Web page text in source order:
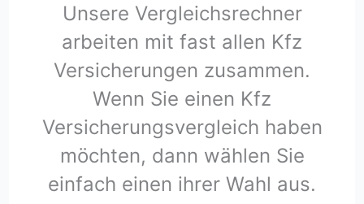
Unsere Vergleichsrechner
arbeiten mit fast allen Kfz
Versicherungen zusammen.
Wenn Sie einen Kfz
Versicherungsvergleich haben
möchten, dann wählen Sie
einfach einen ihrer Wahl aus.